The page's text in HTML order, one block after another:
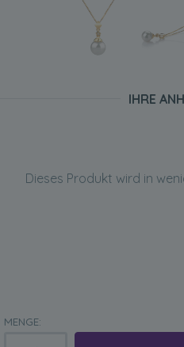
IHRE
Dieses Produkt wird in
MENGE: